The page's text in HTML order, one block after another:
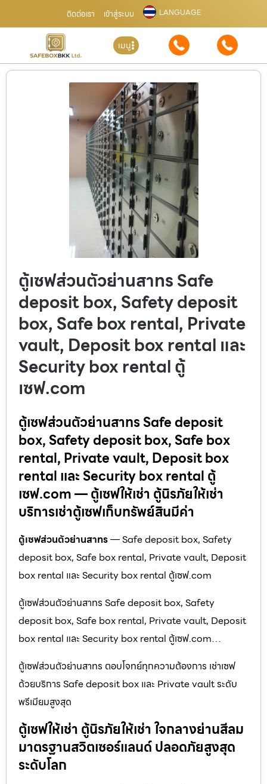
ติดต่อเรา เข้าสู่ระบบ LANGUAGE
เมนู
ตู้เซฟส่วนตัวย่านสาทร Safe
deposit box, Safety deposit
box, Safe box rental, Private
vault, Deposit box rental และ
Security box rental ตู้
เซฟ.com
ตู้เซฟส่วนตัวย่านสาทร Safe deposit
box, Safety deposit box, Safe box
rental, Private vault, Deposit box
rental และ Security box rental ตู้
เซฟ.com — ตู้เซฟให้เช่า ตู้นิรภัยให้เช่า
บริการเช่าตู้เซฟเก็บทรัพย์สินมีค่า
ตู้เซฟส่วนตัวย่านสาทร— Safe deposit box, Safety
deposit box, Safe box rental, Private vault, Deposit
box rental และ Security box rental ตู้เซฟ.com
ตู้เซฟส่วนตัวย่านสาทร Safe deposit box, Safety
deposit box, Safe box rental, Private vault, Deposit
box rental และ Security box rental ตู้เซฟ.com…
ตู้เซฟส่วนตัวย่านสาทร ตอบโจทย์ทุกความต้องการ เช่าเซฟ
ด้วยบริการ Safe deposit box และ Private vault ระดับ
พรีเมียมสูงสุด
ตู้เซฟให้เช่า ตู้นิรภัยให้เช่า ใจกลางย่านสีลม
มาตรฐานสวิตเซอร์แลนด์ ปลอดภัยสูงสุด
ระดับโลก